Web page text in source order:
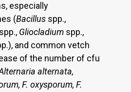
especially
(Bacillus spp.,
spp., Gliocladium spp.,
and common vetch
of the number of cfu
alternata,
F. oxysporum, F.